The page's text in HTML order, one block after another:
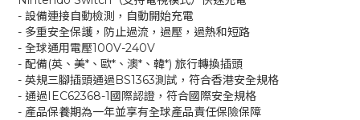
- 設備連接自動檢測，自動開始充電
- 多重安全保護，防止過流，過壓，過熱和短路
- 全球通用電壓100V-240V
- 配備(英、美*、歐*、澳*、韓*) 旅行轉換插頭
- 英規三腳插頭通過BS1363測試，符合香港安全規格
- 通過IEC62368-1國際認證，符合國際安全規格
- 產品保養期為一年並享有全球產品責任保險保障